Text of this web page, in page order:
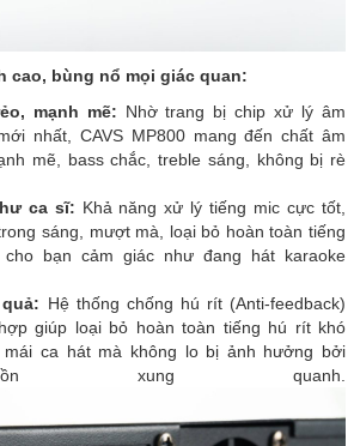
cao, bùng nổ mọi giác quan:
mạnh mẽ: Nhờ trang bị chip xử lý âm
nhất, CAVS MP800 mang đến chất âm
mẽ, bass chắc, treble sáng, không bị rè
ca sĩ: Khả năng xử lý tiếng mic cực tốt,
sáng, mượt mà, loại bỏ hoàn toàn tiếng
bạn cảm giác như đang hát karaoke
Hệ thống chống hú rít (Anti-feedback)
giúp loại bỏ hoàn toàn tiếng hú rít khó
mái ca hát mà không lo bị ảnh hưởng bởi
xung quanh.